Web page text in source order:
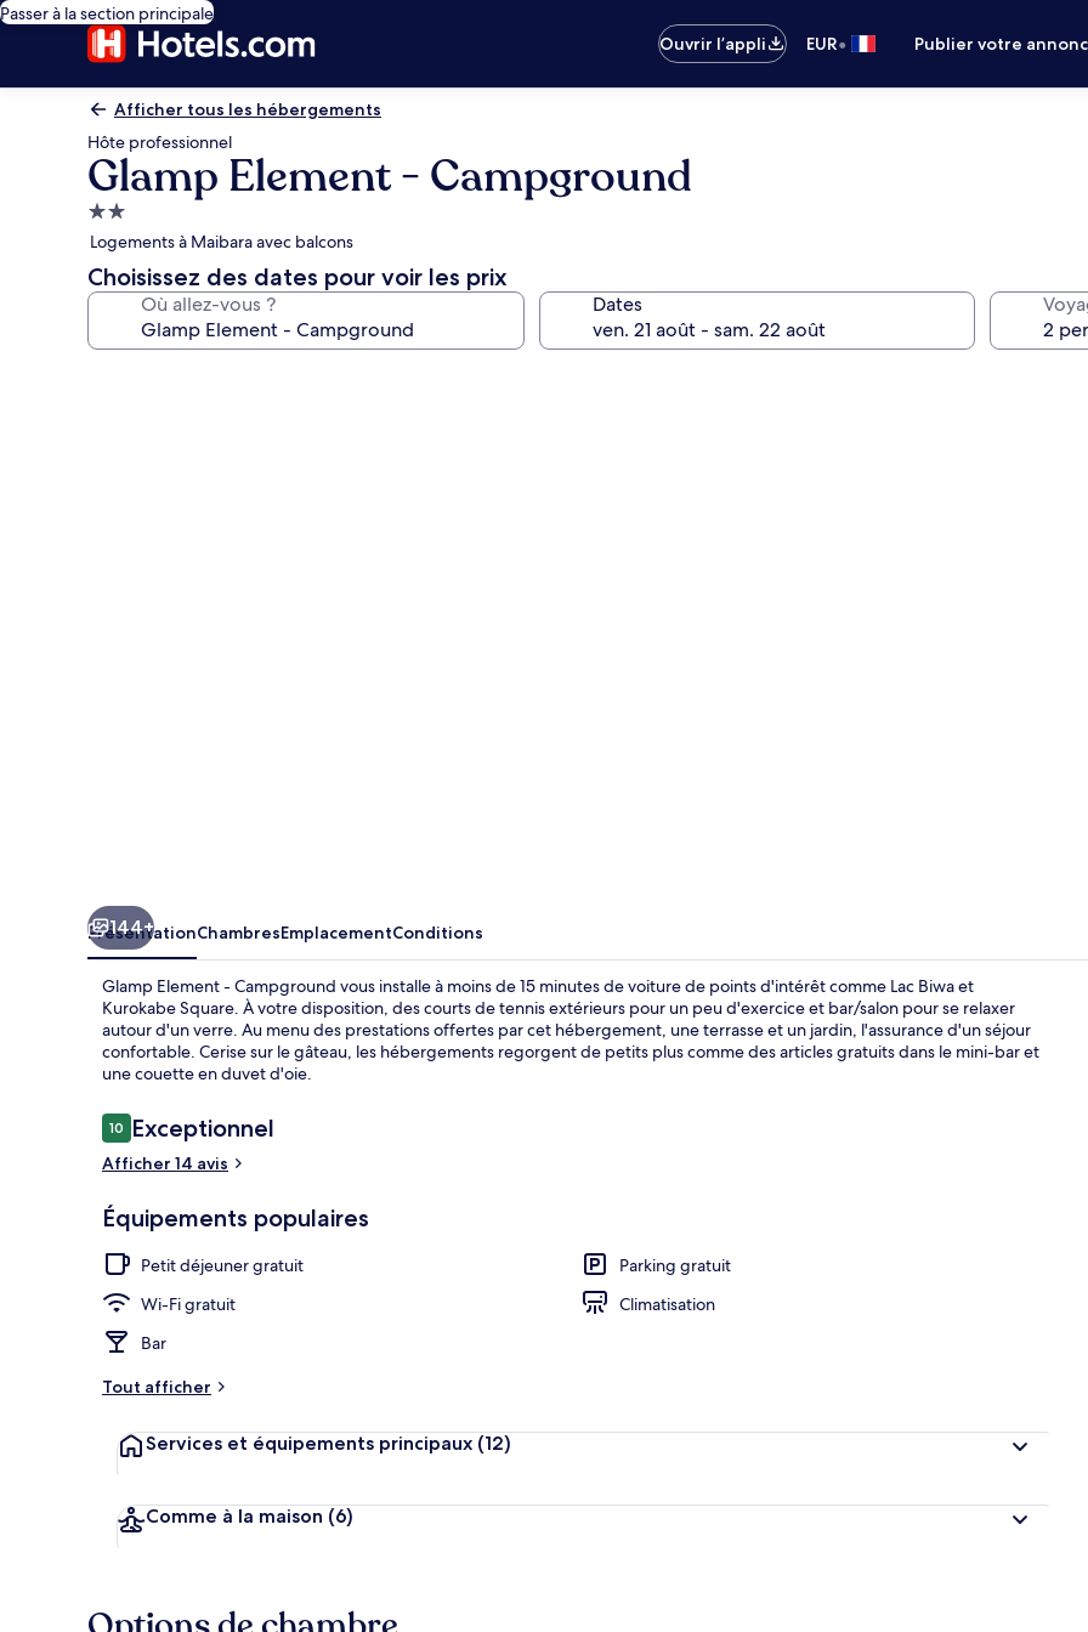
Passer à la section principale
Ouvrir l’appli
EUR• Publier votre
Afficher tous les hébergements
Hôte professionnel
Glamp Element - Campground
Hébergement
2.0 étoiles
Logements à Maibara avec balcons
Choisissez des dates pour voir les prix
Où allez-vous ? Dates
Chambre
144+
PrésentationChambresEmplacementConditions
Glamp Element - Campground vous installe à moins de 15 minutes de voiture de points d'intérêt comme Lac Biwa et
Kurokabe Square. À votre disposition, des courts de tennis extérieurs pour un peu d'exercice et bar/salon pour se relaxer
autour d'un verre. Au menu des prestations offertes par cet hébergement, une terrasse et un jardin, l'assurance d'un séjour
confortable. Cerise sur le gâteau, les hébergements regorgent de petits plus comme des articles gratuits dans le mini-bar et
une couette en duvet d'oie.
Avis
voyageurs
1010 sur 10
Exceptionnel
Afficher 14 avis
Équipements populaires
Petit déjeuner gratuit
Parking gratuit
Wi-Fi gratuit
Climatisation
Bar
Tout afficher
Services et équipements principaux (12)
Comme à la maison (6)